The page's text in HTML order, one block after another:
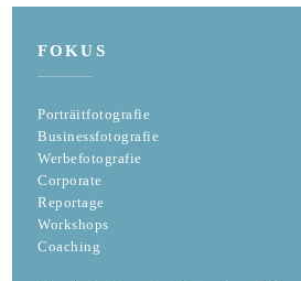
FOKUS
Porträitfotografie
Businessfotografie
Werbefotografie
Corporate
Reportage
Workshops
Coaching